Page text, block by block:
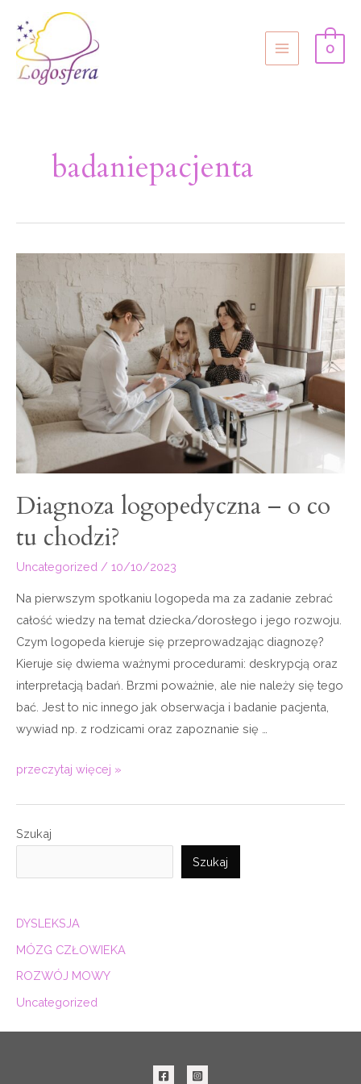
0
badaniepacjenta
Diagnoza logopedyczna – o co
tu chodzi?
Uncategorized / 10/10/2023
Na pierwszym spotkaniu logopeda ma za zadanie zebrać
całość wiedzy na temat dziecka/dorosłego i jego rozwoju.
Czym logopeda kieruje się przeprowadzając diagnozę?
Kieruje się dwiema ważnymi procedurami: deskrypcją oraz
interpretacją badań. Brzmi poważnie, ale nie należy się tego
bać. Jest to nic innego jak obserwacja i badanie pacjenta,
wywiad np. z rodzicami oraz zapoznanie się …
przeczytaj więcej »
Szukaj
Szukaj
DYSLEKSJA
MÓZG CZŁOWIEKA
ROZWÓJ MOWY
Uncategorized